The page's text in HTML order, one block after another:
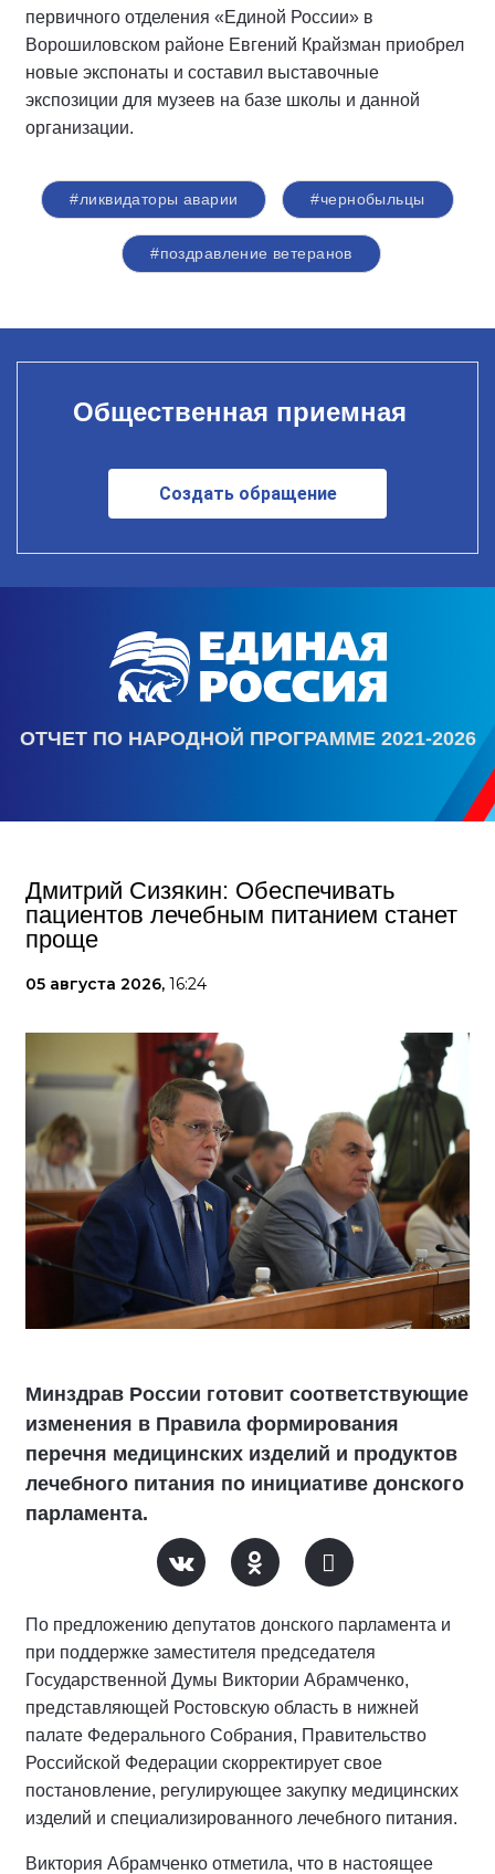
первичного отделения «Единой России» в
Ворошиловском районе Евгений Крайзман приобрел
новые экспонаты и составил выставочные
экспозиции для музеев на базе школы и данной
организации.
#ликвидаторы аварии #чернобыльцы
#поздравление ветеранов
Общественная приемная
Создать обращение
ОТЧЕТ ПО НАРОДНОЙ ПРОГРАММЕ 2021-2026
Дмитрий Сизякин: Обеспечивать
пациентов лечебным питанием станет
проще
05 августа 2026, 16:24
Минздрав России готовит соответствующие
изменения в Правила формирования
перечня медицинских изделий и продуктов
лечебного питания по инициативе донского
парламента.
По предложению депутатов донского парламента и
при поддержке заместителя председателя
Государственной Думы Виктории Абрамченко,
представляющей Ростовскую область в нижней
палате Федерального Собрания, Правительство
Российской Федерации скорректирует свое
постановление, регулирующее закупку медицинских
изделий и специализированного лечебного питания.
Виктория Абрамченко отметила, что в настоящее